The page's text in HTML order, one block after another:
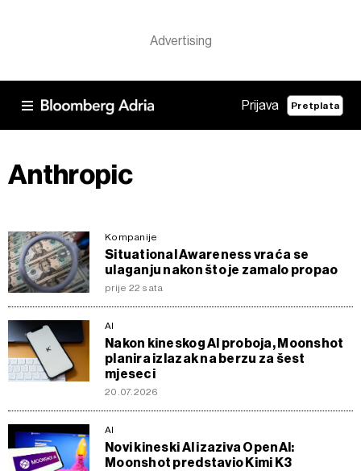
Prijava Pretplata
Anthropic
Kompanije
Situational Awareness vraća se
ulaganju nakon što je zamalo propao
prije 22 sata
AI
Nakon kineskog AI proboja, Moonshot
planira izlazak na berzu za šest
mjeseci
20.07.2026
AI
Novi kineski AI izaziva OpenAI:
Moonshot predstavio Kimi K3